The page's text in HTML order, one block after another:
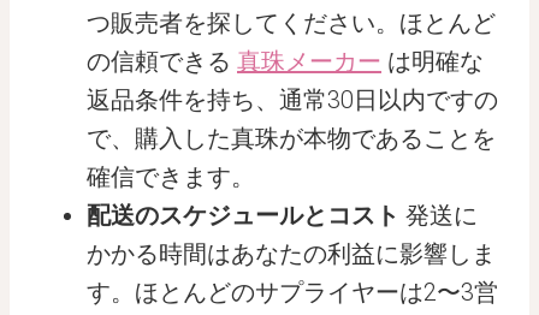
つ販売者を探してください。ほとんど
の信頼できる 真珠メーカー は明確な
返品条件を持ち、通常30日以内ですの
で、購入した真珠が本物であることを
確信できます。
配送のスケジュールとコスト 発送に
かかる時間はあなたの利益に影響しま
す。ほとんどのサプライヤーは2〜3営